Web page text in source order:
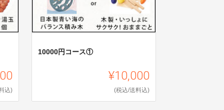
込)
10000円コース①
¥10,000
(税込/送料込)